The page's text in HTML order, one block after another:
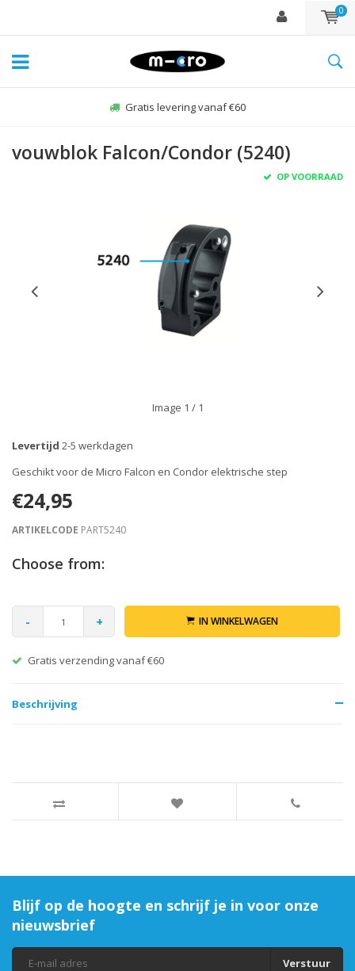
0
Gratis levering vanaf €60
vouwblok Falcon/Condor (5240)
OP VOORRAAD
Image 1 / 1
Levertijd 2-5 werkdagen
Geschikt voor de Micro Falcon en Condor elektrische step
€24,95
ARTIKELCODE PART5240
Choose from:
- + IN WINKELWAGEN
Gratis verzending vanaf €60
Beschrijving
Blijf op de hoogte en schrijf je in voor onze
nieuwsbrief
Verstuur